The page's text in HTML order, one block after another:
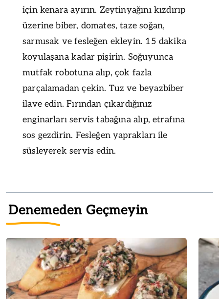
için kenara ayırın. Zeytinyağını kızdırıp
üzerine biber, domates, taze soğan,
sarmısak ve fesleğen ekleyin. 15 dakika
koyulaşana kadar pişirin. Soğuyunca
mutfak robotuna alıp, çok fazla
parçalamadan çekin. Tuz ve beyazbiber
ilave edin. Fırından çıkardığınız
enginarları servis tabağına alıp, etrafına
sos gezdirin. Fesleğen yaprakları ile
süsleyerek servis edin.
Denemeden Geçmeyin